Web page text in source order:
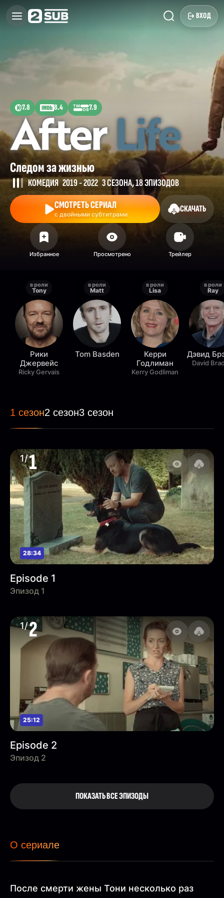
ВХОД
7.8 8.4 7.9
Следом за жизнью
КОМЕДИЯ 2019 - 2022 3 СЕЗОНА, 18 ЭПИЗОДОВ
СМОТРЕТЬ СЕРИАЛ
с двойными субтитрами
СКАЧАТЬ
в роли
Tony
Рики
Джервейс
Ricky Gervais
в роли
Matt
Tom Basden
в роли
Lisa
Керри
Годлиман
Kerry Godliman
в роли
Ray
Дэвид
David
1 сезон2 сезон3 сезон
1/1
28:34
Episode 1
Эпизод 1
1/2
25:12
Episode 2
Эпизод 2
ПОКАЗАТЬ ВСЕ ЭПИЗОДЫ
О сериале
После смерти жены Тони несколько раз